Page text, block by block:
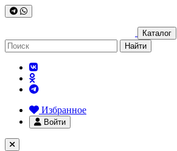
Каталог
Найти
Избранное
Войти